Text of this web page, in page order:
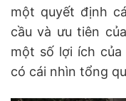
một quyết định
cầu và ưu tiên
một số lợi ích
có cái nhìn tổng